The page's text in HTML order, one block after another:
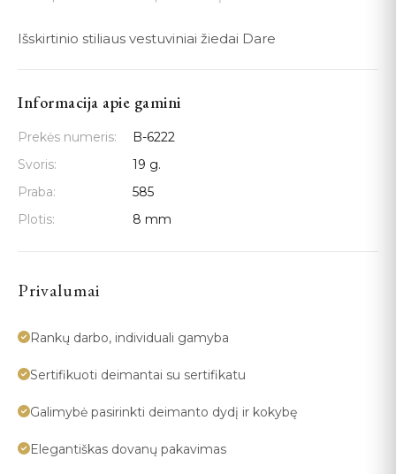
Išskirtinio stiliaus vestuviniai žiedai Dare
Informacija apie gamini
Prekės numeris:
B-6222
Svoris:
19 g.
Praba:
585
Plotis:
8 mm
Privalumai
Rankų darbo, individuali gamyba
Sertifikuoti deimantai su sertifikatu
Galimybė pasirinkti deimanto dydį ir kokybę
Elegantiškas dovanų pakavimas